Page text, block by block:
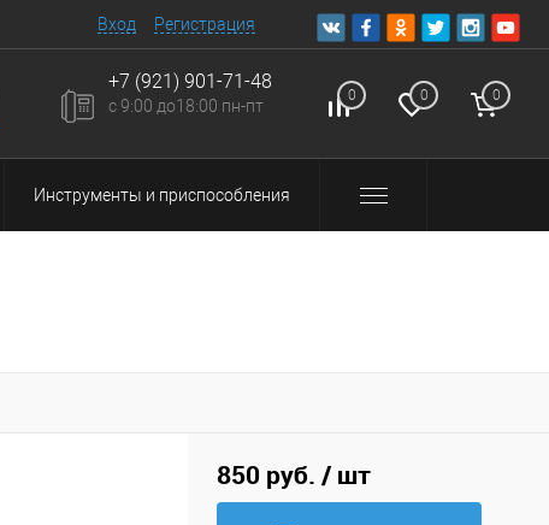
Вход Регистрация
+7 (921) 901-71-48
с 9:00 до18:00 пн-пт
0 0 0
Инструменты и приспособления
850 руб. / шт